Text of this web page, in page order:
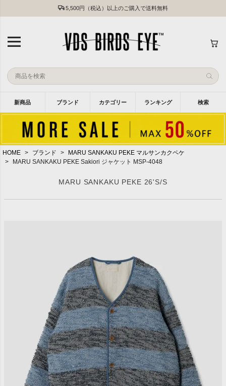
5,500円（税込）以上のご購入で送料無料
新商品 ブランド カテゴリー ランキング 検索
HOME ブランド
MARU SANKAKU PEKE マルサンカクペケ
MARU SANKAKU PEKE Sakiori ジャケット MSP-4048
MARU SANKAKU PEKE 26'S/S